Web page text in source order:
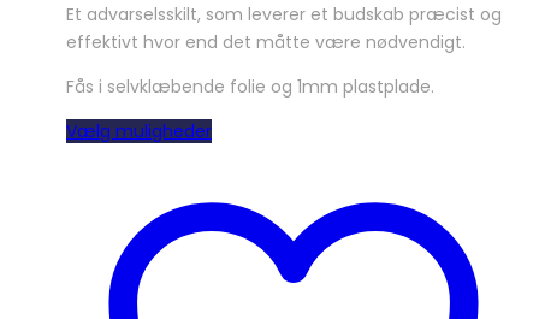
Et advarselsskilt, som leverer et budskab præcist og
effektivt hvor end det måtte være nødvendigt.
Fås i selvklæbende folie og 1mm plastplade.
Vælg mulighederDette
flere
varianter.
Mulighederne